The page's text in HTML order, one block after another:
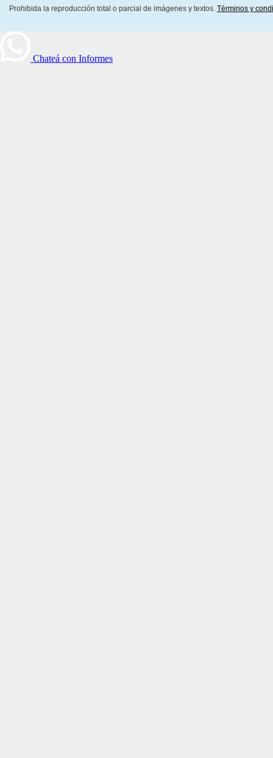
Prohibida la reproducción total o parcial de imágenes y textos. Términos y
Chateá con Informes